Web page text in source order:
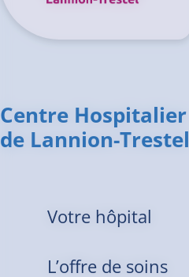
Centre Hospitalier
de Lannion-Trestel
Votre hôpital
L’offre de soins